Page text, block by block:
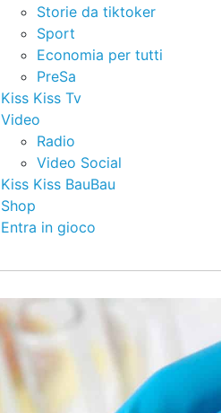
Storie da tiktoker
Sport
Economia per tutti
PreSa
Kiss Kiss Tv
Video
Radio
Video Social
Kiss Kiss BauBau
Shop
Entra in gioco